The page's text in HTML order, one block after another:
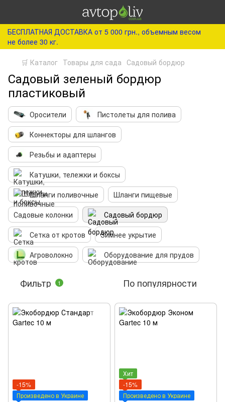
БЕСПЛАТНАЯ ДОСТАВКА от 5 000 грн., объемным весом
не более 30 кг.
🛒 Каталог Товары для сада Садовый бордюр
Садовый зеленый бордюр
пластиковый
Оросители
Пистолеты для полива
Коннекторы для шлангов
Резьбы и адаптеры
Катушки, тележки и боксы
Шланги поливочные
Шланги пищевые
Садовые колонки
Садовый бордюр
Сетка от кротов
Зимнее укрытие
Агроволокно
Оборудование для прудов
Фильтр 1 По популярности
-15%
Произведено в Украине
Хит
-15%
Произведено в Украине